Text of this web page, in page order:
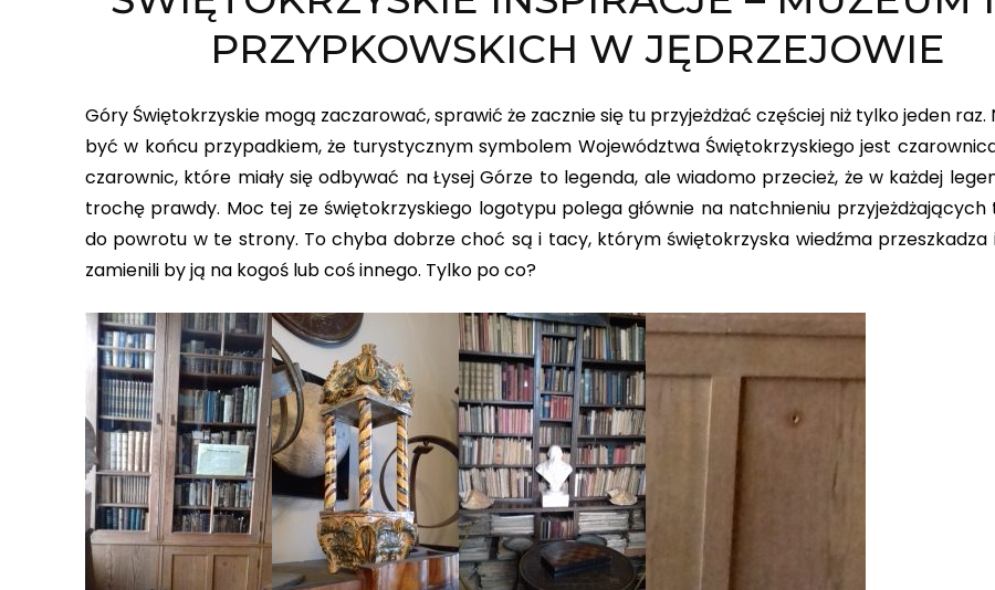
PRZYPKOWSKICH W JĘDRZEJOWIE
Góry Świętokrzyskie mogą zaczarować, sprawić że zacznie się tu przyjeżdżać częściej niż tylko jeden raz.
być w końcu przypadkiem, że turystycznym symbolem Województwa Świętokrzyskiego jest
czarownic, które miały się odbywać na Łysej Górze to legenda, ale wiadomo przecież, że w każdej
trochę prawdy. Moc tej ze świętokrzyskiego logotypu polega głównie na natchnieniu
do powrotu w te strony. To chyba dobrze choć są i tacy, którym świętokrzyska wiedźma przeszkadza
zamienili by ją na kogoś lub coś innego. Tylko po co?